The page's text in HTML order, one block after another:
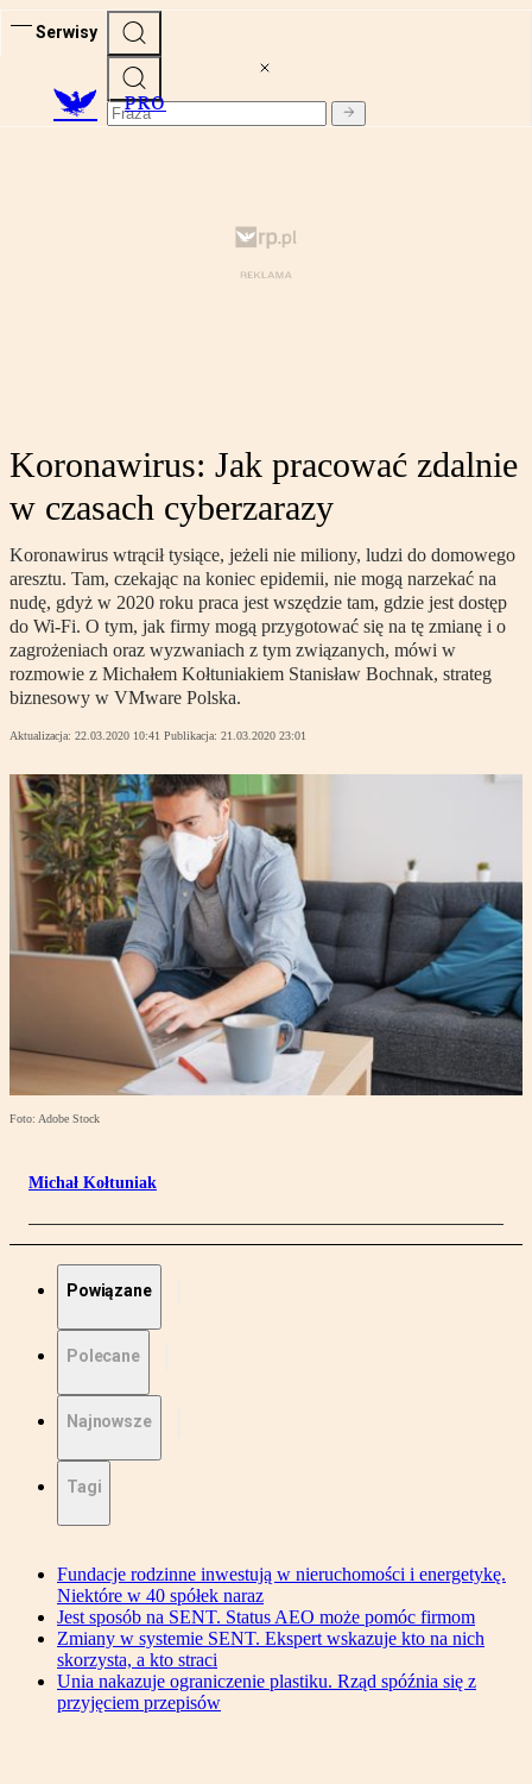
Serwisy
PRO
Koronawirus: Jak pracować zdalnie
w czasach cyberzarazy
Koronawirus wtrącił tysiące, jeżeli nie miliony, ludzi do domowego
aresztu. Tam, czekając na koniec epidemii, nie mogą narzekać na
nudę, gdyż w 2020 roku praca jest wszędzie tam, gdzie jest dostęp
do Wi-Fi. O tym, jak firmy mogą przygotować się na tę zmianę i o
zagrożeniach oraz wyzwaniach z tym związanych, mówi w
rozmowie z Michałem Kołtuniakiem Stanisław Bochnak, strateg
biznesowy w VMware Polska.
Aktualizacja: 22.03.2020 10:41 Publikacja: 21.03.2020 23:01
Foto: Adobe Stock
Michał Kołtuniak
Powiązane
Polecane
Najnowsze
Tagi
Fundacje rodzinne inwestują w nieruchomości i energetykę.
Niektóre w 40 spółek naraz
Jest sposób na SENT. Status AEO może pomóc firmom
Zmiany w systemie SENT. Ekspert wskazuje kto na nich
skorzysta, a kto straci
Unia nakazuje ograniczenie plastiku. Rząd spóźnia się z
przyjęciem przepisów